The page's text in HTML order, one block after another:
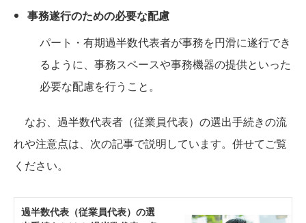
事務遂行のための必要な配慮
パート・有期過半数代表者が事務を円滑に遂行でき
るように、事務スペースや事務機器の提供といった
必要な配慮を行うこと。
なお、過半数代表者（従業員代表）の選出手続きの流
れや注意点は、次の記事で説明しています。併せてご覧
ください。